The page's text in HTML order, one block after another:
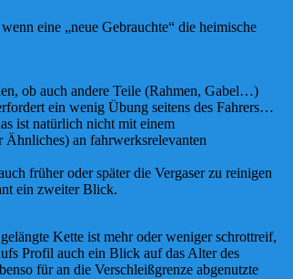
eine „neue Gebrauchte“ die heimische
ob auch andere Teile (Rahmen, Gabel…)
ein wenig Übung seitens des Fahrers…
ist natürlich nicht mit einem
Ähnliches) an fahrwerksrelevanten
früher oder später die Vergaser zu reinigen
ein zweiter Blick.
Kette ist mehr oder weniger schrottreif,
Profil auch ein Blick auf das Alter des
für an die Verschleißgrenze abgenutzte